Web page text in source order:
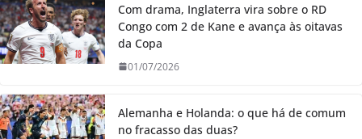
Com drama, Inglaterra vira sobre o RD
Congo com 2 de Kane e avança às oitavas
da Copa
01/07/2026
Alemanha e Holanda: o que há de comum
no fracasso das duas?